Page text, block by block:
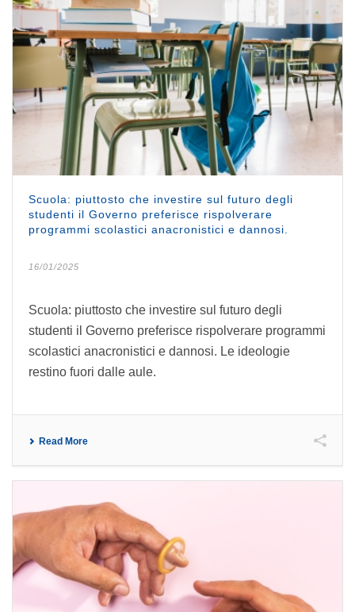
Scuola: piuttosto che investire sul futuro degli
studenti il Governo preferisce rispolverare
programmi scolastici anacronistici e dannosi.
16/01/2025
Scuola: piuttosto che investire sul futuro degli
studenti il Governo preferisce rispolverare programmi
scolastici anacronistici e dannosi. Le ideologie
restino fuori dalle aule.
Read More